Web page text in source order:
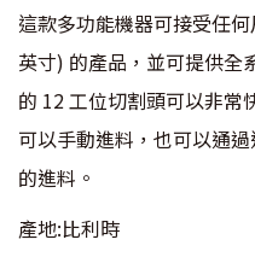
這款多功能機器可接受任
英寸) 的產品，並可提供全
的 12 工位切割頭可以非常
可以手動進料，也可以通
的進料。
產地:比利時